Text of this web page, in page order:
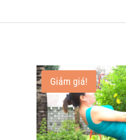
Giảm giá!